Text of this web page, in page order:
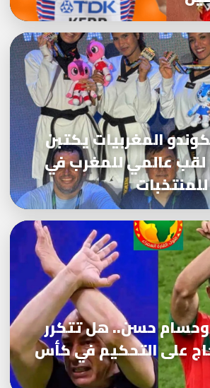
المغربيات يكتبن
لقب عالمي للمغرب في
حسن.. هل تتكرر
على التحكيم في كأس